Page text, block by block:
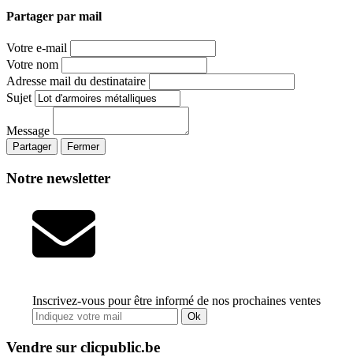
Partager par mail
Votre e-mail
Votre nom
Adresse mail du destinataire
Sujet
Message
Partager Fermer
Notre newsletter
Inscrivez-vous pour être informé de nos prochaines ventes
Ok
Vendre sur clicpublic.be